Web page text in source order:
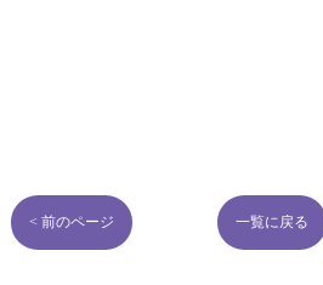
< 前のページ 一覧に戻る